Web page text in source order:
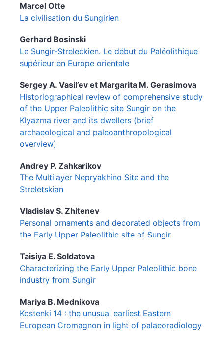
Marcel Otte
La civilisation du Sungirien
Gerhard Bosinski
Le Sungir-Streleckien. Le début du Paléolithique
supérieur en Europe orientale
Sergey A. Vasil’ev et Margarita M. Gerasimova
Historiographical review of comprehensive study
of the Upper Paleolithic site Sungir on the
Klyazma river and its dwellers (brief
archaeological and paleoanthropological
overview)
Andrey P. Zahkarikov
The Multilayer Nepryakhino Site and the
Streletskian
Vladislav S. Zhitenev
Personal ornaments and decorated objects from
the Early Upper Paleolithic site of Sungir
Taisiya E. Soldatova
Characterizing the Early Upper Paleolithic bone
industry from Sungir
Mariya B. Mednikova
Kostenki 14 : the unusual earliest Eastern
European Cromagnon in light of palaeoradiology